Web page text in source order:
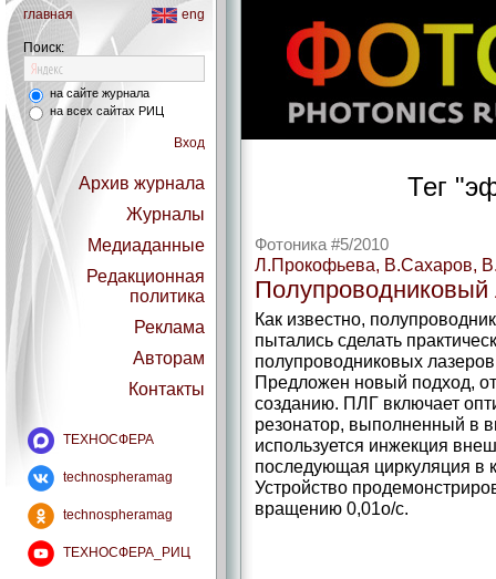
главная eng
Поиск:
на сайте журнала
на всех сайтах РИЦ
Вход
Архив журнала
Журналы
Медиаданные
Редакционная
политика
Реклама
Авторам
Контакты
ТЕХНОСФЕРА
technospheramag
technospheramag
ТЕХНОСФЕРА_РИЦ
Тег
Фотоника #5/2010
Л.Прокофьева, В.Сахаров,
Полупроводниковый
Как известно,
пытались сделать
полупроводниковых
Предложен новый подход,
созданию. ПЛГ включает
резонатор, выполненный в
используется инжекция
последующая циркуляция в
Устройство
вращению 0,01о/с.